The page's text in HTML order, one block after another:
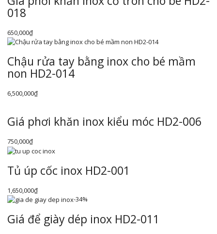
018
650,000₫
Chậu rửa tay bằng inox cho bé mầm
non HD2-014
6,500,000₫
Giá phơi khăn inox kiểu móc HD2-006
750,000₫
Tủ úp cốc inox HD2-001
1,650,000₫
-34%
Giá để giày dép inox HD2-011